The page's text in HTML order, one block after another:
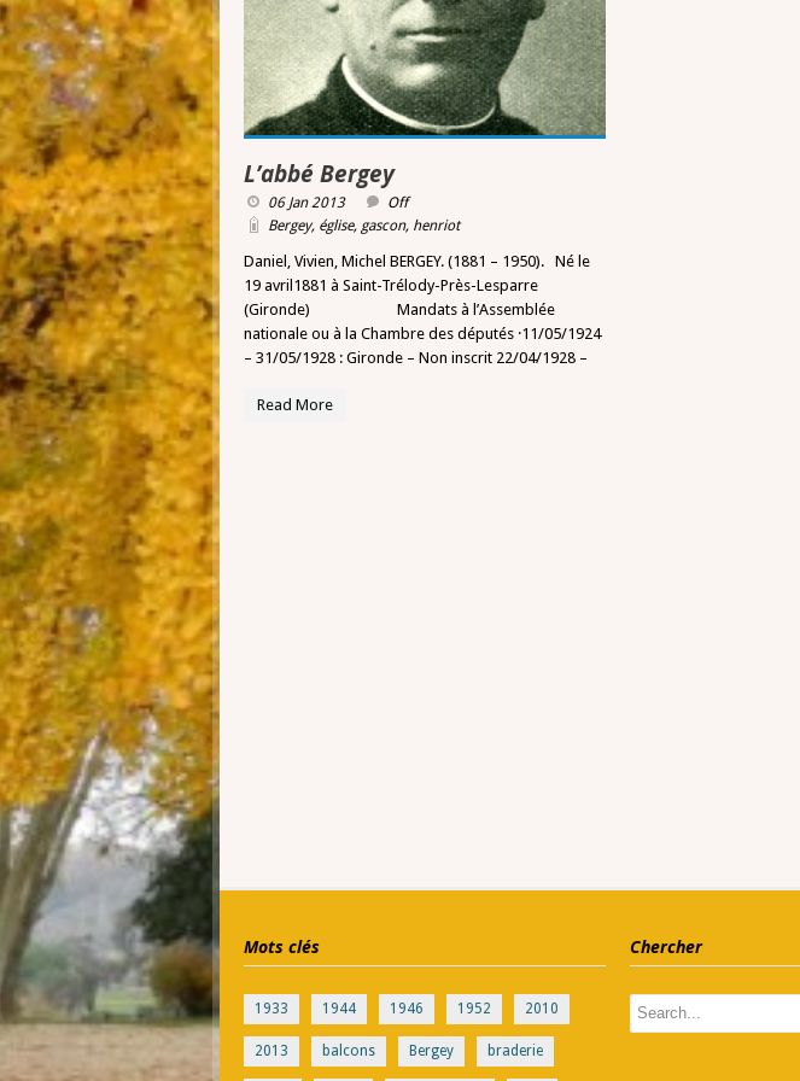
L’abbé Bergey
06 Jan 2013
Off
Bergey, église, gascon, henriot
Daniel, Vivien, Michel BERGEY. (1881 – 1950). Né le
19 avril1881 à Saint-Trélody-Près-Lesparre
(Gironde) Mandats à l’Assemblée
nationale ou à la Chambre des députés ·11/05/1924
– 31/05/1928 : Gironde – Non inscrit 22/04/1928 –
Read More
Mots clés
1933 1944 1946 1952 2010
2013 balcons Bergey braderie
Chercher